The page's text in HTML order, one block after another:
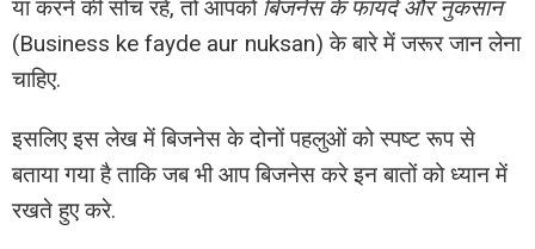
या करने की सोच रहे, तो आपकोबिजनेस के फायदे और नुकसान
(Business ke fayde aur nuksan) के बारे में जरूर जान लेना
चाहिए.
इसलिए इस लेख में बिजनेस के दोनों पहलुओं को स्पष्ट रूप से
बताया गया है ताकि जब भी आप बिजनेस करे इन बातों को ध्यान में
रखते हुए करे.